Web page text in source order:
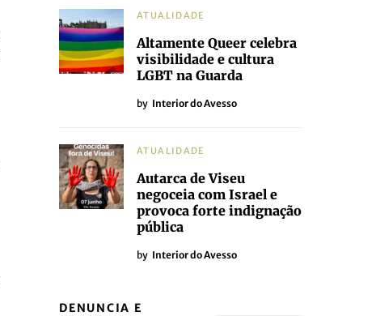
ATUALIDADE
Altamente Queer celebra
visibilidade e cultura
LGBT na Guarda
by Interior do Avesso
ATUALIDADE
Autarca de Viseu
negoceia com Israel e
provoca forte indignação
pública
by Interior do Avesso
DENUNCIA E